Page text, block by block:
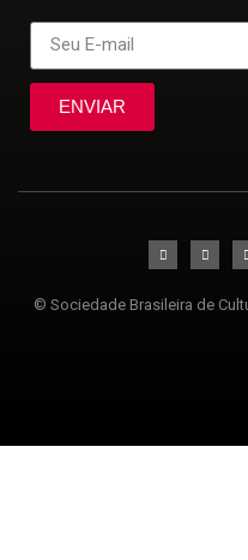
ENVIAR
© Sociedade Brasileira de